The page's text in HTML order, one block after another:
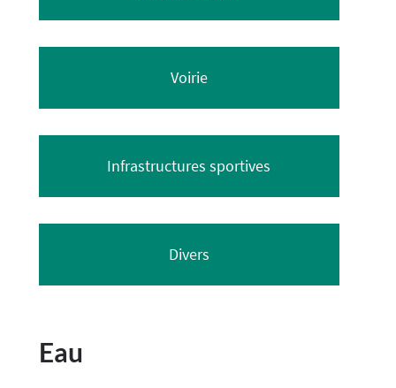
Voirie
Infrastructures sportives
Divers
Eau